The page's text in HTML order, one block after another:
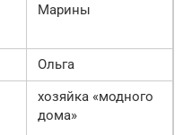
Марины
Ольга
хозяйка «модного
дома»